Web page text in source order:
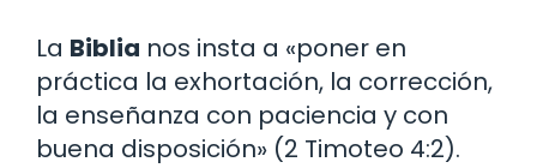
La Biblia nos insta a «poner en
práctica la exhortación, la corrección,
la enseñanza con paciencia y con
buena disposición» (2 Timoteo 4:2).